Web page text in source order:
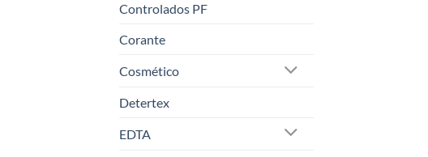
Controlados PF
Corante
Cosmético
Detertex
EDTA